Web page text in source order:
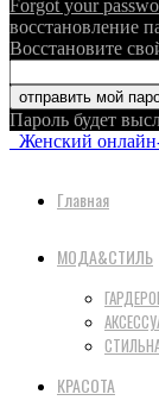
Forgot your
восстановление
Восстановите
Пароль будет
Женский
Главная
МОДА&СТИЛЬ
КРАСОТА